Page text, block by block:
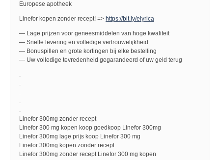
Europese apotheek
Linefor kopen zonder recept! => https://bit.ly/elyrica
— Lage prijzen voor geneesmiddelen van hoge kwaliteit
— Snelle levering en volledige vertrouwelijkheid
— Bonuspillen en grote kortingen bij elke bestelling
— Uw volledige tevredenheid gegarandeerd of uw geld terug
.
.
.
.
.
Linefor 300mg zonder recept
Linefor 300 mg kopen koop goedkoop Linefor 300mg
Linefor 300mg lage prijs koop Linefor 300 mg
Linefor 300mg kopen zonder recept
Linefor 300mg zonder recept Linefor 300 mg kopen